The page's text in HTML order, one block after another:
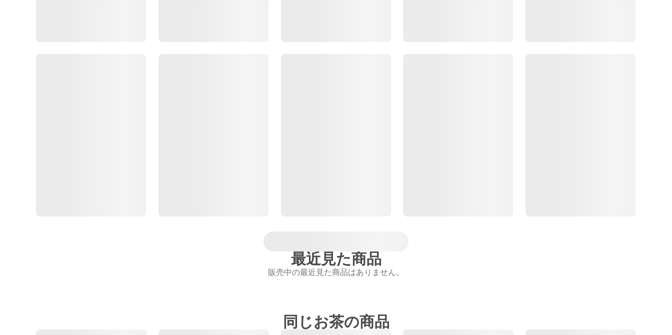
最近見た商品
販売中の最近見た商品はありません。
同じお茶の商品